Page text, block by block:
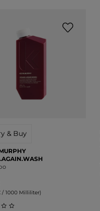
5 Sternen
& Buy
/ 1000 Milliliter)